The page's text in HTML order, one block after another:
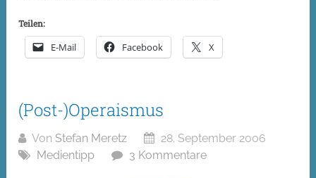
Teilen:
E-Mail Facebook X
(Post-)Operaismus
Von Stefan Meretz
28. September 2006
Medientipp
3 Kommentare